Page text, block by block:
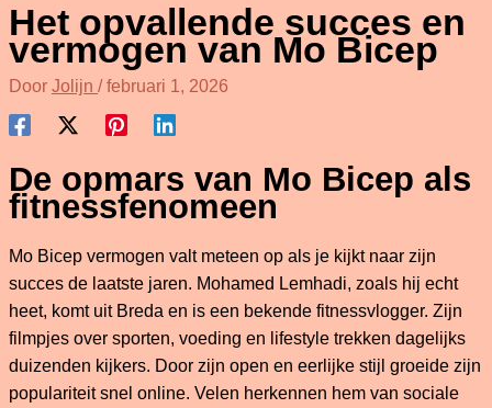
Het opvallende succes en
vermogen van Mo Bicep
Door Jolijn /februari 1, 2026
De opmars van Mo Bicep als
fitnessfenomeen
Mo Bicep vermogen valt meteen op als je kijkt naar zijn
succes de laatste jaren. Mohamed Lemhadi, zoals hij echt
heet, komt uit Breda en is een bekende fitnessvlogger. Zijn
filmpjes over sporten, voeding en lifestyle trekken dagelijks
duizenden kijkers. Door zijn open en eerlijke stijl groeide zijn
populariteit snel online. Velen herkennen hem van sociale